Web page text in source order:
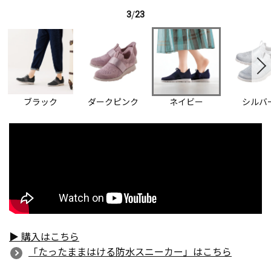
3/23
ブラック ダークピンク ネイビー シルバ
▶ 購入はこちら
「たったままはける防水スニーカー」はこちら